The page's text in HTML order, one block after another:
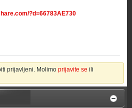
?d=66783AE730
prijavljeni. Molimo prijavite se ili